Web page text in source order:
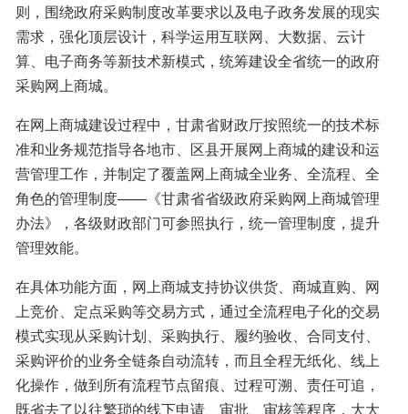
则，围绕政府采购制度改革要求以及电子政务发展的现实
需求，强化顶层设计，科学运用互联网、大数据、云计
算、电子商务等新技术新模式，统筹建设全省统一的政府
采购网上商城。
在网上商城建设过程中，甘肃省财政厅按照统一的技术标
准和业务规范指导各地市、区县开展网上商城的建设和运
营管理工作，并制定了覆盖网上商城全业务、全流程、全
角色的管理制度——《甘肃省省级政府采购网上商城管理
办法》，各级财政部门可参照执行，统一管理制度，提升
管理效能。
在具体功能方面，网上商城支持协议供货、商城直购、网
上竞价、定点采购等交易方式，通过全流程电子化的交易
模式实现从采购计划、采购执行、履约验收、合同支付、
采购评价的业务全链条自动流转，而且全程无纸化、线上
化操作，做到所有流程节点留痕、过程可溯、责任可追，
既省去了以往繁琐的线下申请、审批、审核等程序，大大